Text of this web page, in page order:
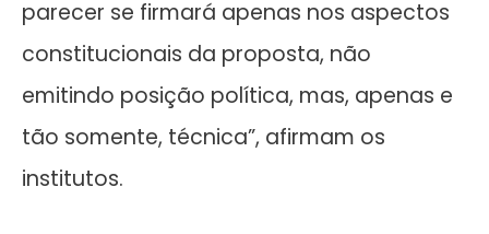
parecer se firmará apenas nos aspectos
constitucionais da proposta, não
emitindo posição política, mas, apenas e
tão somente, técnica”, afirmam os
institutos.